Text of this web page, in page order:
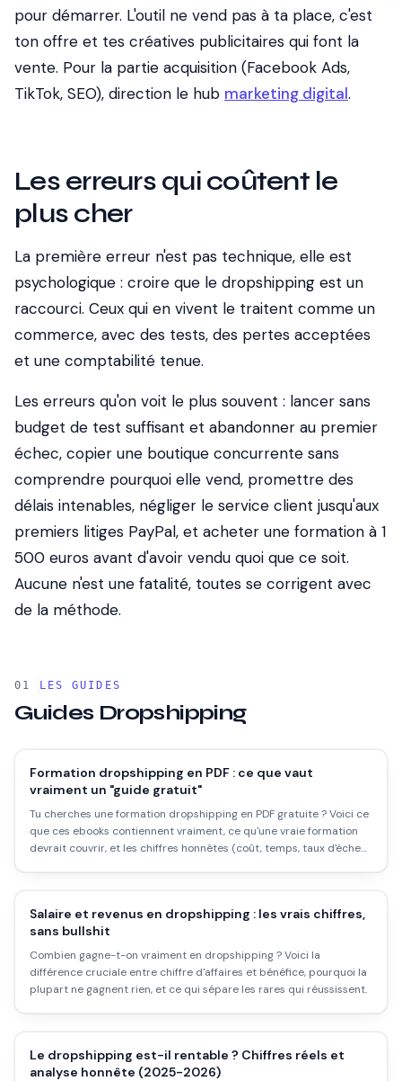
pour démarrer. L'outil ne vend pas à ta place, c'est
ton offre et tes créatives publicitaires qui font la
vente. Pour la partie acquisition (Facebook Ads,
TikTok, SEO), direction le hub marketing digital.
Les erreurs qui coûtent le
plus cher
La première erreur n'est pas technique, elle est
psychologique : croire que le dropshipping est un
raccourci. Ceux qui en vivent le traitent comme un
commerce, avec des tests, des pertes acceptées
et une comptabilité tenue.
Les erreurs qu'on voit le plus souvent : lancer sans
budget de test suffisant et abandonner au premier
échec, copier une boutique concurrente sans
comprendre pourquoi elle vend, promettre des
délais intenables, négliger le service client jusqu'aux
premiers litiges PayPal, et acheter une formation à 1
500 euros avant d'avoir vendu quoi que ce soit.
Aucune n'est une fatalité, toutes se corrigent avec
de la méthode.
LES GUIDES
Guides Dropshipping
Formation dropshipping en PDF : ce que vaut
vraiment un "guide gratuit"
Tu cherches une formation dropshipping en PDF gratuite ? Voici ce
que ces ebooks contiennent vraiment, ce qu'une vraie formation
devrait couvrir, et les chiffres honnêtes (coût, temps, taux d'échec)
Salaire et revenus en dropshipping : les vrais chiffres,
sans bullshit
Combien gagne-t-on vraiment en dropshipping ? Voici la
différence cruciale entre chiffre d'affaires et bénéfice, pourquoi la
plupart ne gagnent rien, et ce qui sépare les rares qui réussissent.
Le dropshipping est-il rentable ? Chiffres réels et
analyse honnête (2025-2026)